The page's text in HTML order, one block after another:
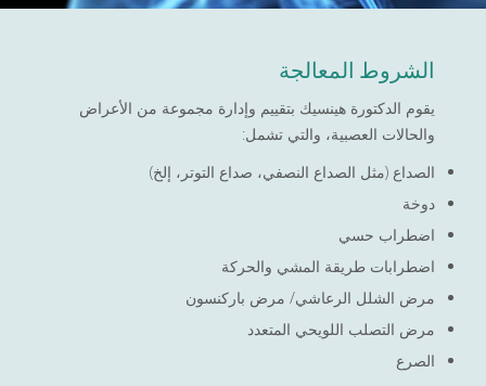
الشروط المعالجة
يقوم الدكتورة هينسيك بتقييم وإدارة مجموعة من الأعراض
والحالات العصبية، والتي تشمل:
الصداع (مثل الصداع النصفي، صداع التوتر، إلخ)
دوخة
اضطراب حسي
اضطرابات طريقة المشي والحركة
مرض الشلل الرعاشي/ مرض باركنسون
مرض التصلب اللويحي المتعدد
الصرع